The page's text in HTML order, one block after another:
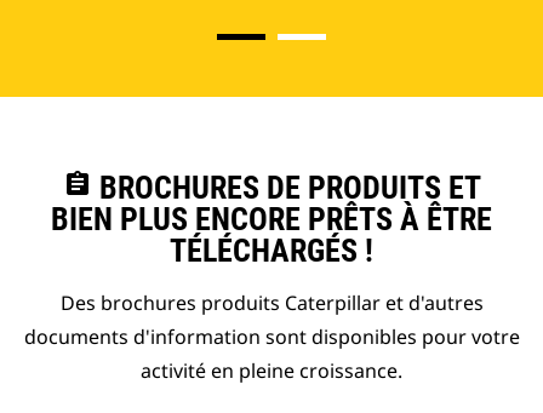
assignment BROCHURES DE PRODUITS ET
BIEN PLUS ENCORE PRÊTS À ÊTRE
TÉLÉCHARGÉS !
Des brochures produits Caterpillar et d'autres
documents d'information sont disponibles pour votre
activité en pleine croissance.